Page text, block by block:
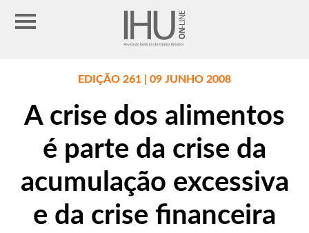
EDIÇÃO 261 | 09 JUNHO 2008
A crise dos alimentos
é parte da crise da
acumulação excessiva
e da crise financeira